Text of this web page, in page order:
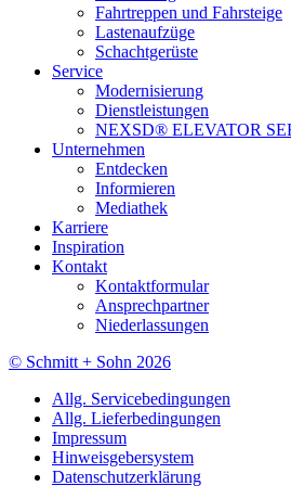
Fahrtreppen und Fahrsteige
Lastenaufzüge
Schachtgerüste
Service
Modernisierung
Dienstleistungen
NEXSD® ELEVATOR
Unternehmen
Entdecken
Informieren
Mediathek
Karriere
Inspiration
Kontakt
Kontaktformular
Ansprechpartner
Niederlassungen
© Schmitt + Sohn 2026
Allg. Servicebedingungen
Allg. Lieferbedingungen
Impressum
Hinweisgebersystem
Datenschutzerklärung